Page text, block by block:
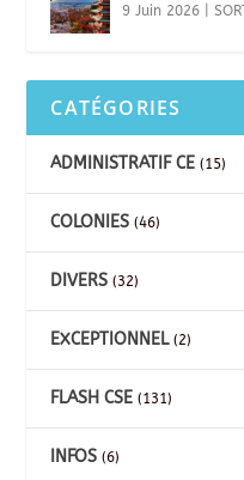
9 Juin 2026 |
CATÉGORIES
ADMINISTRATIF CE (15)
COLONIES (46)
DIVERS (32)
EXCEPTIONNEL(2)
FLASH CSE (131)
INFOS (6)